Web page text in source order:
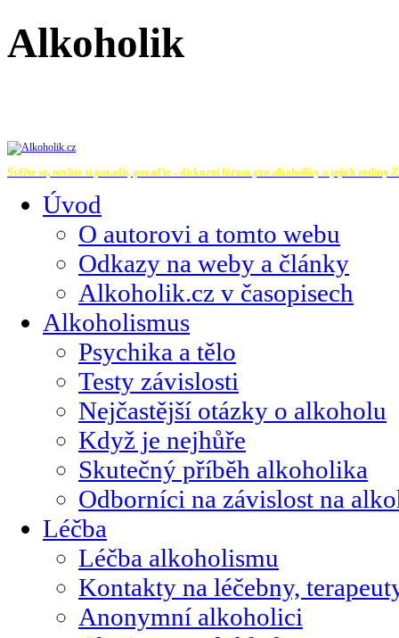
Alkoholik
Svěřte se, nechte si poradit, poraďte - diskuzní fórum pro alkoholiky a jejich rodiny
Úvod
O autorovi a tomto webu
Odkazy na weby a články
Alkoholik.cz v časopisech
Alkoholismus
Psychika a tělo
Testy závislosti
Nejčastější otázky o alkoholu
Když je nejhůře
Skutečný příběh alkoholika
Odborníci na závislost na
Léčba
Léčba alkoholismu
Kontakty na léčebny,
Anonymní alkoholici